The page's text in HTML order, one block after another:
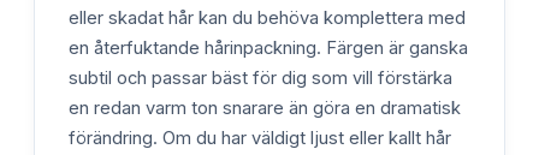
eller skadat hår kan du behöva komplettera med
en återfuktande hårinpackning. Färgen är ganska
subtil och passar bäst för dig som vill förstärka
en redan varm ton snarare än göra en dramatisk
förändring. Om du har väldigt ljust eller kallt hår